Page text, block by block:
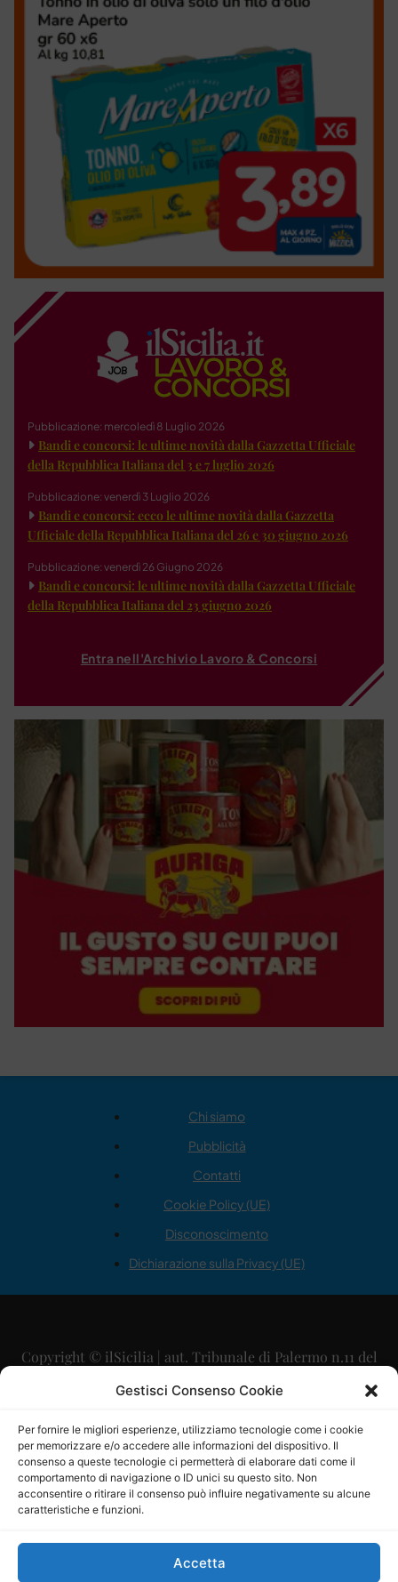
Gestisci Consenso Cookie
Per fornire le migliori esperienze, utilizziamo tecnologie come i cookie
per memorizzare e/o accedere alle informazioni del dispositivo. Il
consenso a queste tecnologie ci permetterà di elaborare dati come il
comportamento di navigazione o ID unici su questo sito. Non
acconsentire o ritirare il consenso può influire negativamente su alcune
caratteristiche e funzioni.
Accetta
Pubblicazione: mercoledì 8 Luglio 2026
Bandi e concorsi: le ultime novità dalla Gazzetta Ufficiale
della Repubblica Italiana del 3 e 7 luglio 2026
Pubblicazione: venerdì 3 Luglio 2026
Bandi e concorsi: ecco le ultime novità dalla Gazzetta
Ufficiale della Repubblica Italiana del 26 e 30 giugno 2026
Pubblicazione: venerdì 26 Giugno 2026
Bandi e concorsi: le ultime novità dalla Gazzetta Ufficiale
della Repubblica Italiana del 23 giugno 2026
Entra nell'Archivio Lavoro & Concorsi
Chi siamo
Pubblicità
Contatti
Cookie Policy (UE)
Disconoscimento
Dichiarazione sulla Privacy (UE)
Copyright © ilSicilia | aut. Tribunale di Palermo n.11 del
29/09/2015
Direttore Editoriale: Maurizio Scaglione
Direttore Responsabile: Maria Calabrese
P.IVA: 06334930820